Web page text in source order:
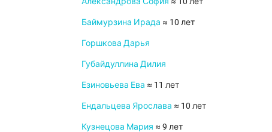
Баймурзина Ирада ≈ 10 лет
Горшкова Дарья
Губайдуллина Дилия
Езиновьева Ева ≈ 11 лет
Ендальцева Ярослава ≈ 10 лет
Кузнецова Мария ≈ 9 лет